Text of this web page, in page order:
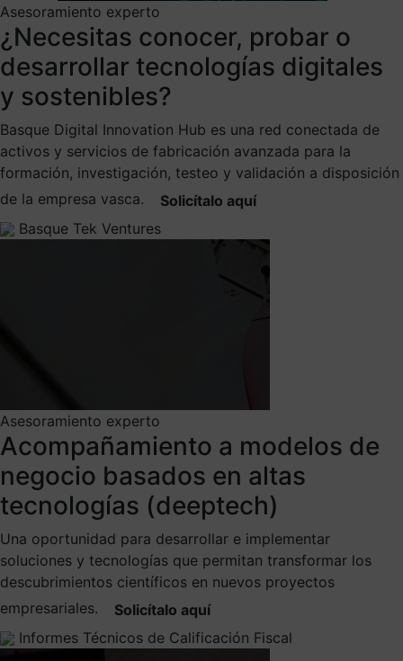
Asesoramiento experto
¿Necesitas conocer, probar o
desarrollar tecnologías digitales
y sostenibles?
Basque Digital Innovation Hub es una red conectada de
activos y servicios de fabricación avanzada para la
formación, investigación, testeo y validación a disposición
de la empresa vasca.
Solicítalo aquí
Basque Tek Ventures
Asesoramiento experto
Acompañamiento a modelos de
negocio basados en altas
tecnologías (deeptech)
Una oportunidad para desarrollar e implementar
soluciones y tecnologías que permitan transformar los
descubrimientos científicos en nuevos proyectos
empresariales.
Solicítalo aquí
Informes Técnicos de Calificación Fiscal